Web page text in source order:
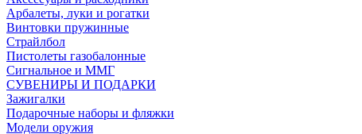
Арбалеты, луки и рогатки
Винтовки пружинные
Страйлбол
Пистолеты газобалонные
Сигнальное и ММГ
СУВЕНИРЫ И ПОДАРКИ
Зажигалки
Подарочные наборы и фляжки
Модели оружия